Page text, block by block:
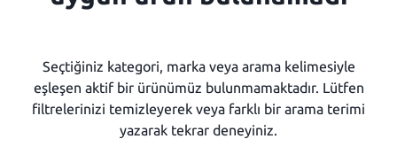
Seçtiğiniz kategori, marka veya arama kelimesiyle
eşleşen aktif bir ürünümüz bulunmamaktadır. Lütfen
filtrelerinizi temizleyerek veya farklı bir arama terimi
yazarak tekrar deneyiniz.